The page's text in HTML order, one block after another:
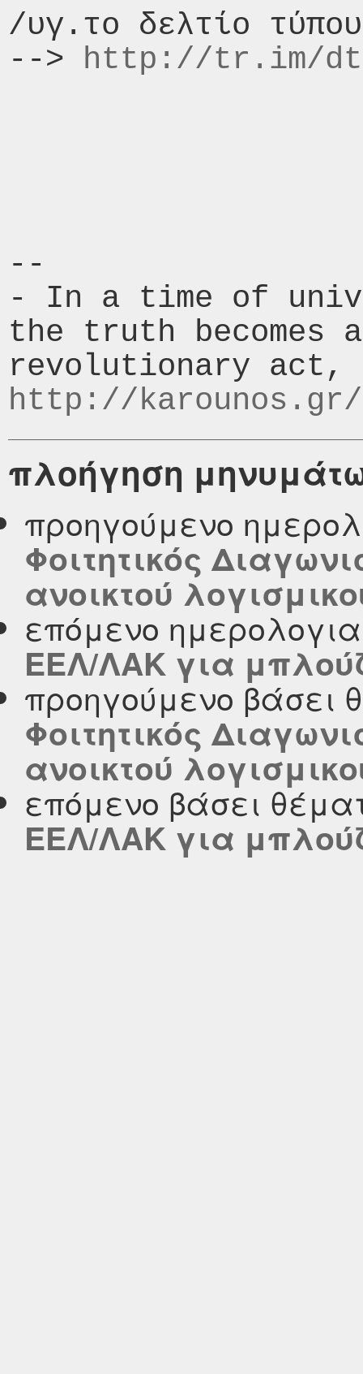
/υγ.το δελτίο
--> http://tr.im/
--
- In a time of
the truth becomes a
http://
πλοήγηση
προηγούμενο
Φοιτητικός
ανοικτού
επόμενο
ΕΕΛ/ΛΑΚ για
προηγούμενο βάσει
Φοιτητικός
ανοικτού
επόμενο βάσει
ΕΕΛ/ΛΑΚ για